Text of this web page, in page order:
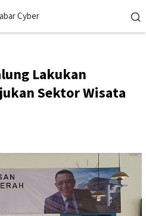
Lakukan
Sektor Wisata